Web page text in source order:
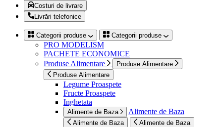
Costuri de livrare
Livrări telefonice
Categorii produse Categorii produse
PRO MODELISM
PACHETE ECONOMICE
Produse Alimentare
Produse Alimentare
Produse Alimentare
Legume Proaspete
Fructe Proaspete
Inghetata
Alimente de Baza Alimente de Baza
Alimente de Baza Alimente de Baza